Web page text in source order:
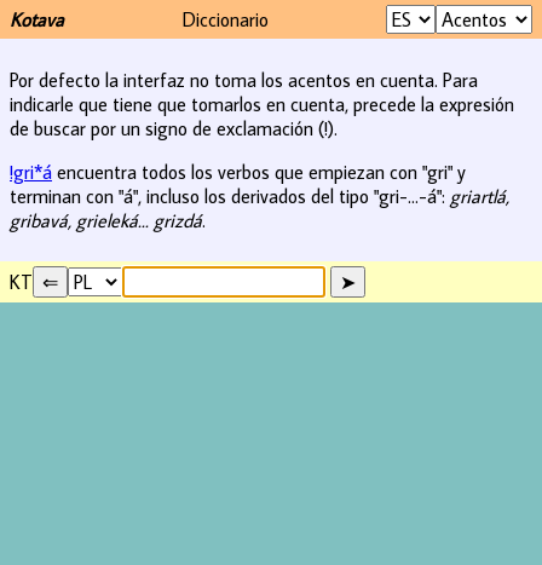
Kotava Diccionario
Por defecto la interfaz no toma los acentos en cuenta. Para
indicarle que tiene que tomarlos en cuenta, precede la expresión
de buscar por un signo de exclamación (!).
!gri*á encuentra todos los verbos que empiezan con "gri" y
terminan con "á", incluso los derivados del tipo "gri-...-á": griartlá,
gribavá, grieleká... grizdá.
KT